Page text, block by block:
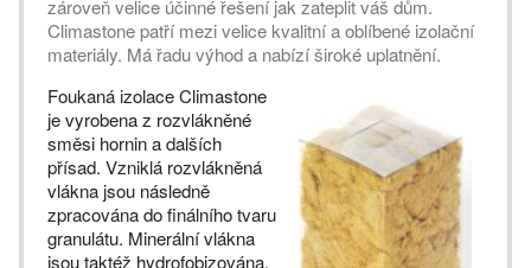
zároveň velice účinné řešení jak zateplit váš dům.
Climastone patří mezi velice kvalitní a oblíbené izolační
materiály. Má řadu výhod a nabízí široké uplatnění.
Foukaná izolace Climastone
je vyrobena z rozvlákněné
směsi hornin a dalších
přísad. Vzniklá rozvlákněná
vlákna jsou následně
zpracována do finálního tvaru
granulátu. Minerální vlákna
jsou taktéž hydrofobizována,